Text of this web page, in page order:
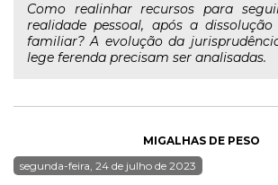
Como realinhar recursos para
realidade pessoal, após a
familiar? A evolução da
lege ferenda precisam ser analisadas.
MIGALHAS DE PESO
segunda-feira, 24 de julho de 2023